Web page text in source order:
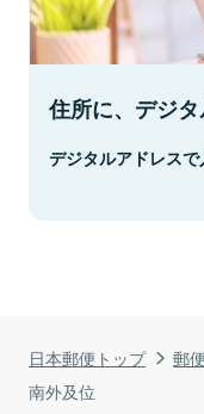
日本郵便トップ 郵
南外及位
住所に、デジタ
デジタルアドレスで